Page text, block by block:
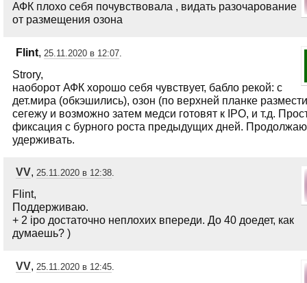
АФК плохо себя почувствовала , видать разочарование
от размещения озона
Flint, 25.11.2020 в 12:07.
Strory,
наоборот АФК хорошо себя чувствует, бабло рекой: с
дет.мира (обкэшились), озон (по верхней планке
сегежу и возможно затем медси готовят к IPO, и т.д.
фиксация с бурного роста предыдущих дней.
удерживать.
VV, 25.11.2020 в 12:38.
Flint,
Поддерживаю.
+ 2 ipo достаточно неплохих впереди. До 40 доедет, как
думаешь? )
VV, 25.11.2020 в 12:45.